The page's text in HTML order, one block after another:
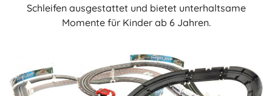
Schleifen ausgestattet und bietet unterhaltsame
Momente für Kinder ab 6 Jahren.